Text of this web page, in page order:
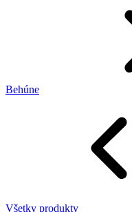
Behúne
Všetky produkty